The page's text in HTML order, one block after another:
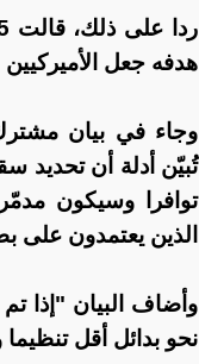
هدفه جعل
وجاء في بيان
توافرا وسيكون
الذين يعتمدون على
وأضاف البيان "إذا
نحو بدائل أقل تنظيما